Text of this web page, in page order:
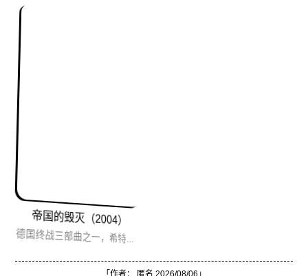
帝国的毁灭（2004）
德国终战三部曲之一，希特勒最后的日子。真实的希特勒是更可怕的，因为，希特勒是人！他并非地狱魔王派到人间来...
「作者： 匿名 2026/08/06」